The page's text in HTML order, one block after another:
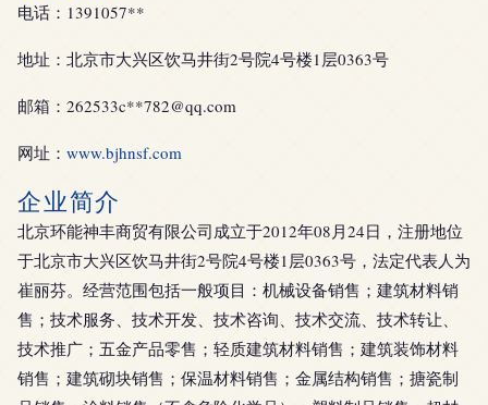
电话：1391057**
地址：北京市大兴区饮马井街2号院4号楼1层0363号
邮箱：262533c**782@qq.com
网址： www.bjhnsf.com
企业简介
北京环能神丰商贸有限公司成立于2012年08月24日，注册地位
于北京市大兴区饮马井街2号院4号楼1层0363号，法定代表人为
崔丽芬。经营范围包括一般项目：机械设备销售；建筑材料销
售；技术服务、技术开发、技术咨询、技术交流、技术转让、
技术推广；五金产品零售；轻质建筑材料销售；建筑装饰材料
销售；建筑砌块销售；保温材料销售；金属结构销售；搪瓷制